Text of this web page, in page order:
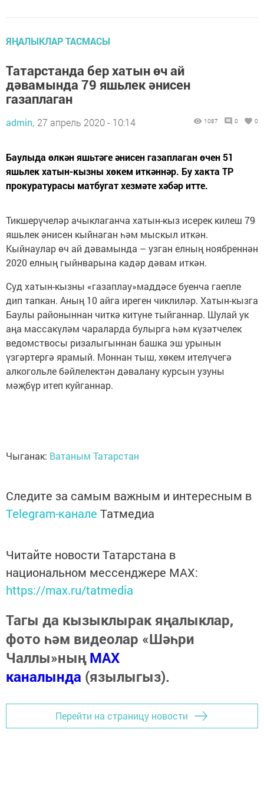
ЯҢАЛЫКЛАР ТАСМАСЫ
Татарстанда бер хатын өч ай
дәвамында 79 яшьлек әнисен
газаплаган
admin, 27 апрель 2020 - 10:14 1087 0 0
Баулыда өлкән яшьтәге әнисен газаплаган өчен 51
яшьлек хатын-кызны хөкем иткәннәр. Бу хакта ТР
прокуратурасы матбугат хезмәте хәбәр итте.
Тикшерүчеләр ачыклаганча хатын-кыз исерек килеш 79
яшьлек әнисен кыйнаган һәм мыскыл иткән.
Кыйнаулар өч ай дәвамында – узган елның ноябреннән
2020 елның гыйнварына кадәр дәвам иткән.
Суд хатын-кызны «газаплау»маддәсе буенча гаепле
дип тапкан. Аның 10 айга иреген чиклиләр. Хатын-кызга
Баулы районыннан читкә китүне тыйганнар. Шулай ук
аңа массакүләм чараларда булырга һәм күзәтчелек
ведомствосы ризалыгыннан башка эш урынын
үзгәртергә ярамый. Моннан тыш, хөкем ителүчегә
алкогольле бәйлелектән дәвалану курсын узуны
мәҗбүр итеп куйганнар.
Чыганак: Ватаным Татарстан
Следите за самым важным и интересным в
Telegram-канале Татмедиа
Читайте новости Татарстана в
национальном мессенджере MАХ:
https://max.ru/tatmedia
Тагы да кызыклырак яңалыклар,
фото һәм видеолар «Шәһри
Чаллы»ныңMAX
каналында (язылыгыз).
Перейти на страницу новости